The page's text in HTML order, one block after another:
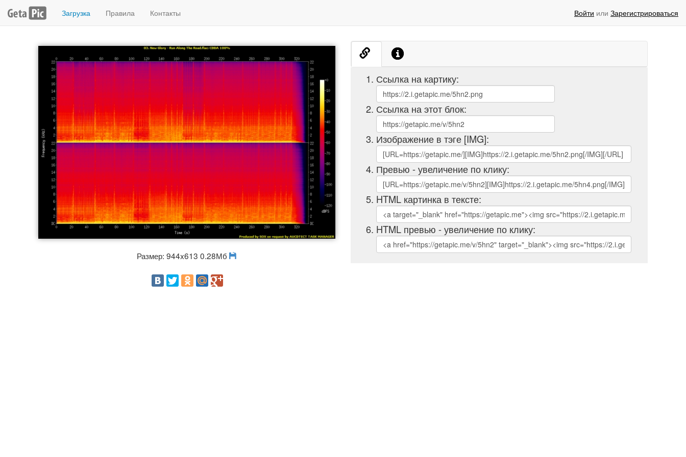
Загрузка Правила Контакты Войти или Зарегистрироваться
Размер: 944x613 0.28Мб
Ссылка на картику:
Ссылка на этот блок:
Изображение в тэге [IMG]:
Превью - увеличение по клику:
HTML картинка в тексте:
HTML превью - увеличение по клику: